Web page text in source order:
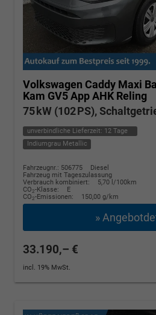
Volkswagen Caddy Maxi
Kam GV5 App AHK Reling
75 kW (102 PS),
unverbindliche Lieferzeit: 12 Tage
Indiumgrau Metallic
Fahrzeugnr.: 506775
Diesel
Fahrzeug mit Tageszulassung
Verbrauch kombiniert:
5,70 l/100km
CO2-Klasse:
E
CO2-Emissionen: 150,00 g/km
»
33.190,– €
incl. 19% MwSt.